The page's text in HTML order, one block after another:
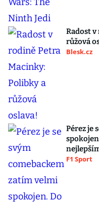
Radost
růžová
Blesk.cz
Pérez je
F1 Sport